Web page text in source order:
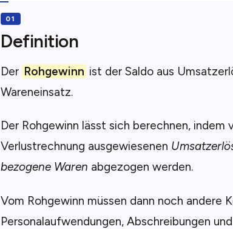
Definition
Der Rohgewinn ist der Saldo aus
Wareneinsatz.
Der Rohgewinn lässt sich berechnen, indem
Verlustrechnung ausgewiesenen
bezogene Waren abgezogen werden.
Vom Rohgewinn müssen dann noch andere
Personalaufwendungen, Abschreibungen